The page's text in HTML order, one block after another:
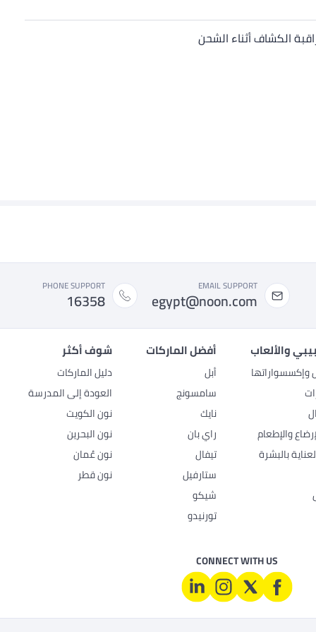
EMAIL SUPPORT
egypt@noon.com
PHONE SUPPORT
16358
والألعاب
وإكسسواراتها
والإطعام
بالبشرة
أفضل الماركات
أبل
سامسونج
نايك
راي بان
تيفال
ستارفيل
شيكو
تورنيدو
شوف أكثر
دليل الماركات
العودة إلى المدرسة
نون الكويت
نون البحرين
نون عُمان
نون قطر
CONNECT WITH US